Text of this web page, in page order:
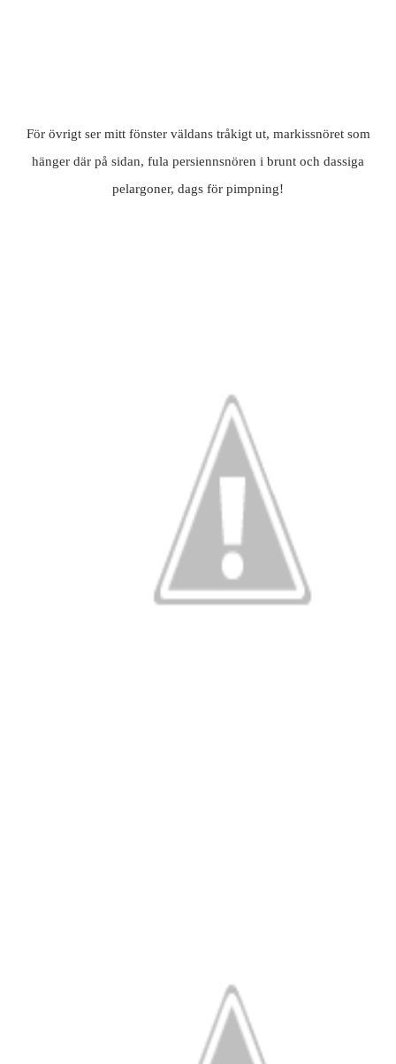
För övrigt ser mitt fönster väldans tråkigt ut, markissnöret som
hänger där på sidan, fula persiennsnören i brunt och dassiga
pelargoner, dags för pimpning!